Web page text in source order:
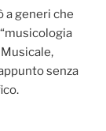
a generi che
Musicale,
senza